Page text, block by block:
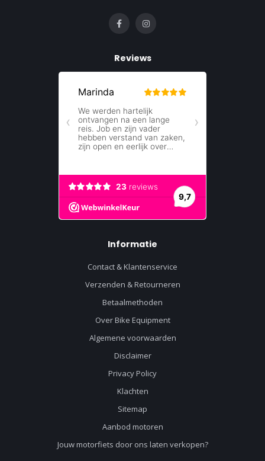
Reviews
Informatie
Contact & Klantenservice
Verzenden & Retourneren
Betaalmethoden
Over Bike Equipment
Algemene voorwaarden
Disclaimer
Privacy Policy
Klachten
Sitemap
Aanbod motoren
Jouw motorfiets door ons laten verkopen?